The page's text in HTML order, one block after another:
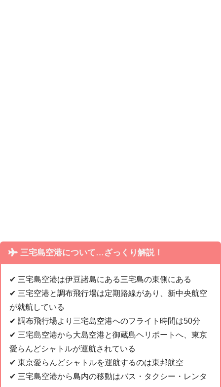
三宅島空港について…ざっくり解説！
✔︎ 三宅島空港は伊豆諸島にある三宅島の東側にある
✔︎ 三宅空港と調布飛行場は定期路線があり、新中央航空
が就航している
✔︎ 調布飛行場より三宅島空港へのフライト時間は50分
✔︎ 三宅島空港から大島空港と御蔵島ヘリポートへ、東京
愛らんどシャトルが運航されている
✔︎ 東京愛らんどシャトルを運航するのは東邦航空
✔︎ 三宅島空港から島内の移動はバス・タクシー・レンタ